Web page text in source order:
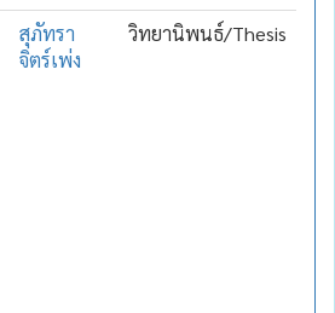
สุภัทรา
จิตร์เพ่ง
วิทยานิพนธ์/Thesis